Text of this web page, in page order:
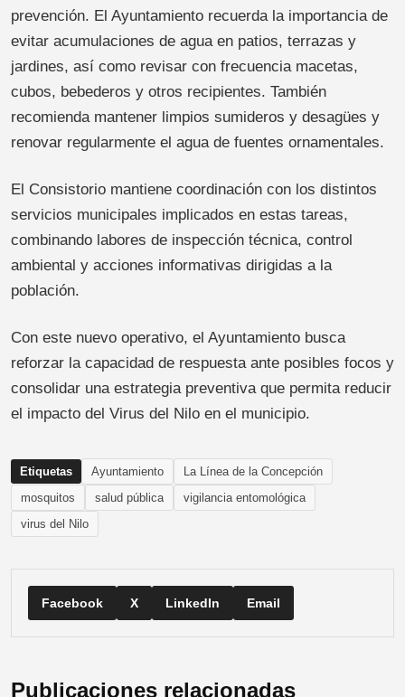
prevención. El Ayuntamiento recuerda la importancia de
evitar acumulaciones de agua en patios, terrazas y
jardines, así como revisar con frecuencia macetas,
cubos, bebederos y otros recipientes. También
recomienda mantener limpios sumideros y desagües y
renovar regularmente el agua de fuentes ornamentales.
El Consistorio mantiene coordinación con los distintos
servicios municipales implicados en estas tareas,
combinando labores de inspección técnica, control
ambiental y acciones informativas dirigidas a la
población.
Con este nuevo operativo, el Ayuntamiento busca
reforzar la capacidad de respuesta ante posibles focos y
consolidar una estrategia preventiva que permita reducir
el impacto del Virus del Nilo en el municipio.
Etiquetas Ayuntamiento
La Línea de la Concepción
mosquitos
salud pública
vigilancia entomológica
virus del Nilo
Facebook X LinkedIn Email
Publicaciones relacionadas